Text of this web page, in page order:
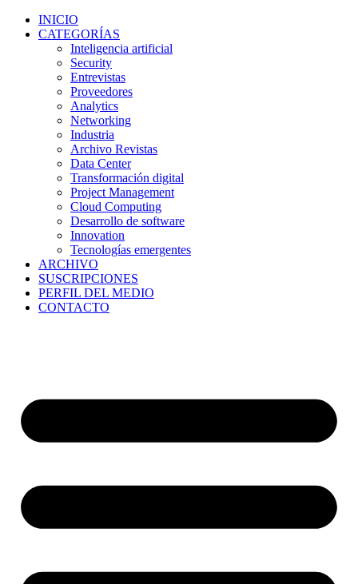
INICIO
CATEGORÍAS
Inteligencia artificial
Security
Entrevistas
Proveedores
Analytics
Networking
Industria
Archivo Revistas
Data Center
Transformación digital
Project Management
Cloud Computing
Desarrollo de software
Innovation
Tecnologías emergentes
ARCHIVO
SUSCRIPCIONES
PERFIL DEL MEDIO
CONTACTO